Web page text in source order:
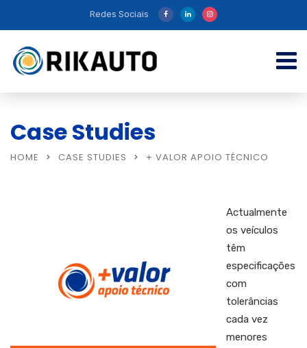
Redes Sociais
Case Studies
HOME CASE STUDIES + VALOR APOIO TÉCNICO
Actualmente
os veículos
têm
especificações
com
tolerâncias
cada vez
menores